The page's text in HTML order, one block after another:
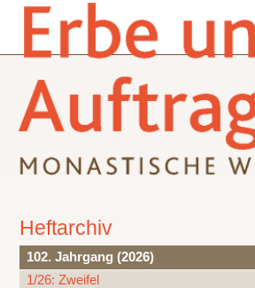
Heftarchiv
102. Jahrgang (2026)
1/26: Zweifel